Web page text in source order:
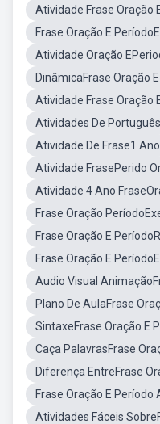
Atividade Frase Oração
Frase Oração E
Atividade Oração
DinâmicaFrase Oração
Atividade Frase Oração
Atividades De
Atividade De Frase1 Ano
Atividade FrasePerido
Atividade 4 Ano
Frase Oração
Frase Oração E
Frase Oração E
Audio Visual
Plano De AulaFrase
SintaxeFrase Oração E
Caça PalavrasFrase
Diferença EntreFrase
Frase Oração E
Atividades Fáceis